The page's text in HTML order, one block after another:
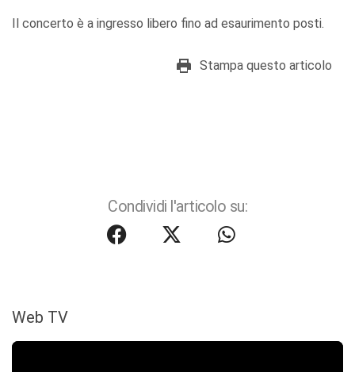
Il concerto è a ingresso libero fino ad esaurimento posti.
Stampa questo articolo
Condividi l'articolo su:
Web TV